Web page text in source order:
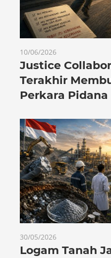
10/06/2026
Justice
Terakhir
Perkara Pidana
30/05/2026
Logam Tanah